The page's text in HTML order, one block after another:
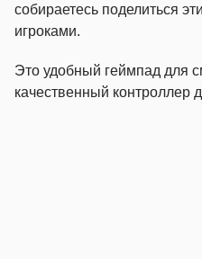
собираетесь поделиться
игроками.
Это удобный геймпад для
качественный контроллер